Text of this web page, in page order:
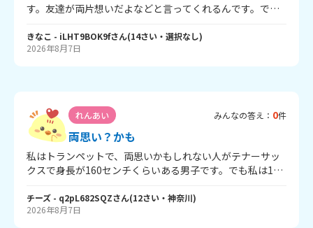
うのですが… 彼の受験がしっかり終わった後、再び告白し
て区切りをつけたいです。 受験後再アタック、ありだと思
いますか？
す。友達が両片想いだよなどと言ってくれるんです。で
気でひかれたんだと思います。一応DMなどで話したことが
ありますが直接話したことがないんです😭そして、この前
に話すことができました。こんないい人他にいないだろう
なと思います。告白を断ったあとでもその男子は前のよう
に普通に接してくれて、でも明らかにアタックして来てる
なっていうときもあります。その男子を意識してしまい好
きな人のことが好きなのかわからなくなった時期もありま
した😵‍💫自分の気持ちがわかりません😭こういうときどーす
ればいいのでしょうか？？選ぶなんて言い方は良くないと
思うんですが自分の好きな人と自分を好きでいてくれる人
どちらを選べば幸せになれるんでしょうか。。。長文失礼
きなこ - iLHT9BOK9fさん(14さい・ 選択なし)
2026年8月7日
れんあい みんなの答え： 0件
両思い？かも
私はトランペットで、両思いかもしれない人がテナーサッ
クスで身長が160センチくらいある男子です。でも私は135
ですけど、ホールで練習をしていたときに、階段でばった
り会ったときに、ニヤニヤしながら譲ってくれたので、両
チーズ - q2pL682SQZさん(12さい・ 神奈川)
2026年8月7日